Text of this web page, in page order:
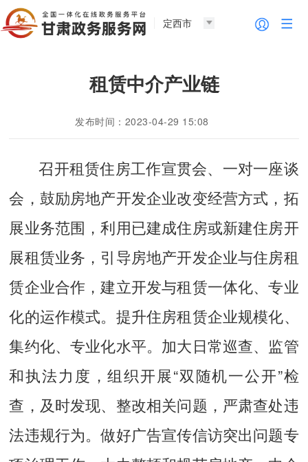
定西市
租赁中介产业链
发布时间：2023-04-29 15:08
召开租赁住房工作宣贯会、一对一座谈
会，鼓励房地产开发企业改变经营方式，拓
展业务范围，利用已建成住房或新建住房开
展租赁业务，引导房地产开发企业与住房租
赁企业合作，建立开发与租赁一体化、专业
化的运作模式。提升住房租赁企业规模化、
集约化、专业化水平。加大日常巡查、监管
和执法力度，组织开展“双随机一公开”检
查，及时发现、整改相关问题，严肃查处违
法违规行为。做好广告宣传信访突出问题专